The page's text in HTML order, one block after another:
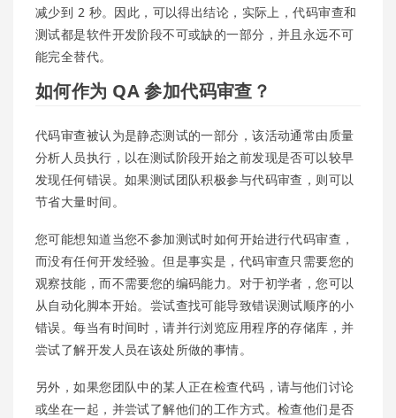
减少到 2 秒。因此，可以得出结论，实际上，代码审查和
测试都是软件开发阶段不可或缺的一部分，并且永远不可
能完全替代。
如何作为 QA 参加代码审查？
代码审查被认为是静态测试的一部分，该活动通常由质量
分析人员执行，以在测试阶段开始之前发现是否可以较早
发现任何错误。如果测试团队积极参与代码审查，则可以
节省大量时间。
您可能想知道当您不参加测试时如何开始进行代码审查，
而没有任何开发经验。但是事实是，代码审查只需要您的
观察技能，而不需要您的编码能力。对于初学者，您可以
从自动化脚本开始。尝试查找可能导致错误测试顺序的小
错误。每当有时间时，请并行浏览应用程序的存储库，并
尝试了解开发人员在该处所做的事情。
另外，如果您团队中的某人正在检查代码，请与他们讨论
或坐在一起，并尝试了解他们的工作方式。检查他们是否